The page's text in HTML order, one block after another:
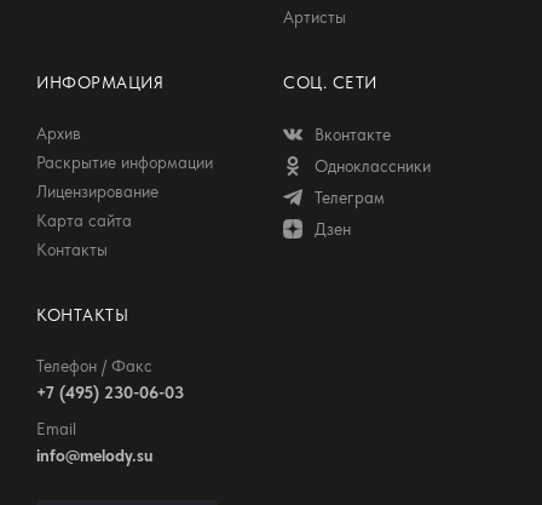
Артисты
ИНФОРМАЦИЯ
Архив
Раскрытие информации
Лицензирование
Карта сайта
Контакты
СОЦ. СЕТИ
Вконтакте
Одноклассники
Телеграм
Дзен
КОНТАКТЫ
Телефон / Факс
+7 (495) 230-06-03
Email
info@melody.su